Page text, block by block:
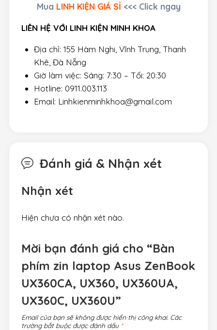
Mua LINH KIỆN GIÁ SỈ <<< Click ngay
LIÊN HỆ VỚI LINH KIỆN MINH KHOA
Địa chỉ: 155 Hàm Nghi, Vĩnh Trung, Thanh
Khê, Đà Nẵng
Giờ làm việc: Sáng: 7:30 – Tối: 20:30
Hotline: 0911.003.113
Email: Linhkienminhkhoa@gmail.com
Đánh giá & Nhận xét
Nhận xét
Hiện chưa có nhận xét nào.
Mời bạn đánh giá cho “Bàn
phím zin laptop Asus ZenBook
UX360CA, UX360, UX360UA,
UX360C, UX360U”
Email của bạn sẽ không được hiển thị công khai. Các
trường bắt buộc được đánh dấu *